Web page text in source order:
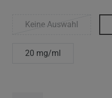
Keine Auswahl
20 mg/ml